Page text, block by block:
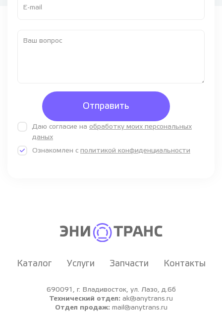
Отправить
Даю согласие на обработку моих персональных
даных
Ознакомлен с политикой конфиденциальности
Каталог Услуги Запчасти Контакты
690091, г. Владивосток, ул. Лазо, д.6б
Технический отдел: ak@anytrans.ru
Отдел продаж: mail@anytrans.ru